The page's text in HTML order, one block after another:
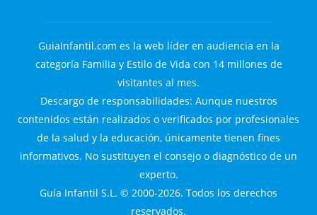
GuiaInfantil.com es la web líder en audiencia en la
categoría Familia y Estilo de Vida con 14 millones de
visitantes al mes.
Descargo de responsabilidades: Aunque nuestros
contenidos están realizados o verificados por profesionales
de la salud y la educación, únicamente tienen fines
informativos. No sustituyen el consejo o diagnóstico de un
experto.
Guía Infantil S.L. © 2000-2026. Todos los derechos
reservados.